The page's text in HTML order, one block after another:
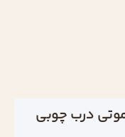
درب چوبی